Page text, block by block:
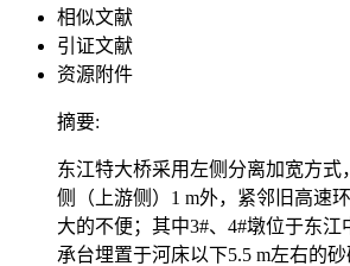
相似文献
引证文献
资源附件
摘要:
东江特大桥采用左侧分离加宽方式
侧（上游侧）1 m外，紧邻旧高速
大的不便；其中3#、4#墩位于东江
承台埋置于河床以下5.5 m左右的